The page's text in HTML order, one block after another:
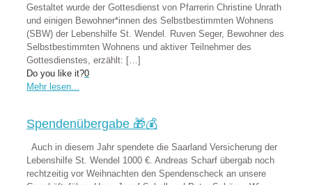
Gestaltet wurde der Gottesdienst von Pfarrerin Christine Unrath
und einigen Bewohner*innen des Selbstbestimmten Wohnens
(SBW) der Lebenshilfe St. Wendel. Ruven Seger, Bewohner des
Selbstbestimmten Wohnens und aktiver Teilnehmer des
Gottesdienstes, erzählt: […]
Do you like it?0
Mehr lesen...
Spendenübergabe 🎁💰
Auch in diesem Jahr spendete die Saarland Versicherung der
Lebenshilfe St. Wendel 1000 €. Andreas Scharf übergab noch
rechtzeitig vor Weihnachten den Spendenscheck an unsere